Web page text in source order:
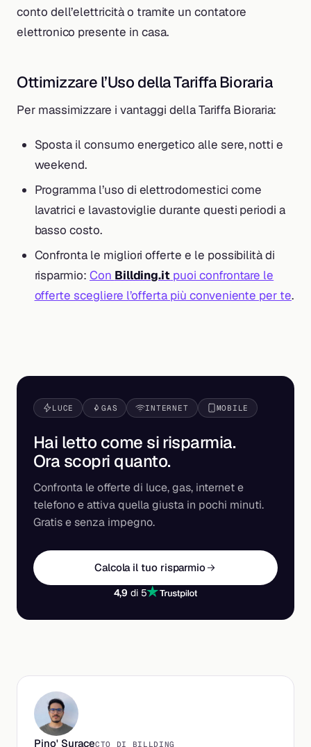
conto dell’elettricità o tramite un contatore
elettronico presente in casa.
Ottimizzare l’Uso della Tariffa Bioraria
Per massimizzare i vantaggi della Tariffa Bioraria:
Sposta il consumo energetico alle sere, notti e
weekend.
Programma l’uso di elettrodomestici come
lavatrici e lavastoviglie durante questi periodi a
basso costo.
Confronta le migliori offerte e le possibilità di
risparmio: Con Billding.it puoi confrontare le
offerte scegliere l’offerta più conveniente per te.
LUCE GAS INTERNET MOBILE
Hai letto come si risparmia.
Ora scopri quanto.
Confronta le offerte di luce, gas, internet e
telefono e attiva quella giusta in pochi minuti.
Gratis e senza impegno.
Calcola il tuo risparmio
4,9 di 5
Pino' SuraceCTO DI BILLDING